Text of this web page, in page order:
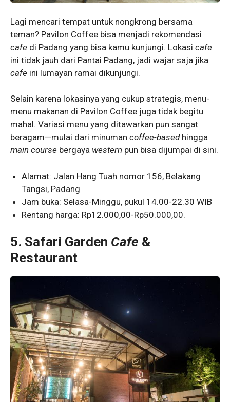
Lagi mencari tempat untuk nongkrong bersama
teman? Pavilon Coffee bisa menjadi rekomendasi
cafe di Padang yang bisa kamu kunjungi. Lokasi cafe
ini tidak jauh dari Pantai Padang, jadi wajar saja jika
cafe ini lumayan ramai dikunjungi.
Selain karena lokasinya yang cukup strategis, menu-
menu makanan di Pavilon Coffee juga tidak begitu
mahal. Variasi menu yang ditawarkan pun sangat
beragam—mulai dari minuman coffee-basedhingga
main course bergaya western pun bisa dijumpai di sini.
Alamat: Jalan Hang Tuah nomor 156, Belakang
Tangsi, Padang
Jam buka: Selasa-Minggu, pukul 14.00-22.30 WIB
Rentang harga: Rp12.000,00-Rp50.000,00.
5. Safari Garden Cafe &
Restaurant